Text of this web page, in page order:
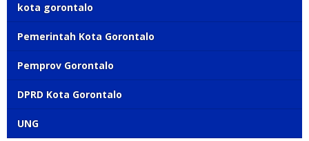
kota gorontalo
Pemerintah Kota Gorontalo
Pemprov Gorontalo
DPRD Kota Gorontalo
UNG